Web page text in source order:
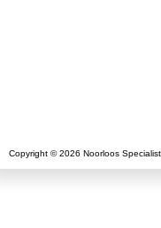
Copyright © 2026 Noorloos